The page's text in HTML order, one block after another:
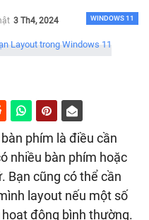
WINDOWS 11
3 Th4, 2024
phím là điều cần
nhiều bàn phím hoặc
Bạn cũng có thể cần
layout nếu một số
động bình thường.